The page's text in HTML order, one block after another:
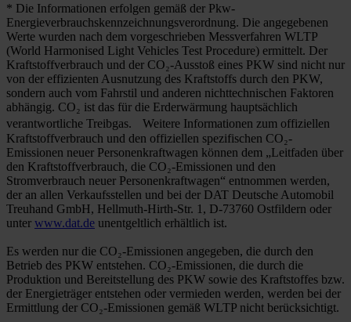
* Die Informationen erfolgen gemäß der Pkw-
Energieverbrauchskennzeichnungsverordnung. Die angegebenen
Werte wurden nach dem vorgeschrieben Messverfahren WLTP
(World Harmonised Light Vehicles Test Procedure) ermittelt. Der
Kraftstoffverbrauch und der CO₂-Ausstoß eines PKW sind nicht nur
von der effizienten Ausnutzung des Kraftstoffs durch den PKW,
sondern auch vom Fahrstil und anderen nichttechnischen Faktoren
abhängig. CO₂ ist das für die Erderwärmung hauptsächlich
verantwortliche Treibgas. Weitere Informationen zum offiziellen
Kraftstoffverbrauch und den offiziellen spezifischen CO₂-
Emissionen neuer Personenkraftwagen können dem „Leitfaden über
den Kraftstoffverbrauch, die CO₂-Emissionen und den
Stromverbrauch neuer Personenkraftwagen“ entnommen werden,
der an allen Verkaufsstellen und bei der DAT Deutsche Automobil
Treuhand GmbH, Hellmuth-Hirth-Str. 1, D-73760 Ostfildern oder
unter www.dat.de unentgeltlich erhältlich ist.
Es werden nur die CO₂-Emissionen angegeben, die durch den
Betrieb des PKW entstehen. CO₂-Emissionen, die durch die
Produktion und Bereitstellung des PKW sowie des Kraftstoffes bzw.
der Energieträger entstehen oder vermieden werden, werden bei der
Ermittlung der CO₂-Emissionen gemäß WLTP nicht berücksichtigt.